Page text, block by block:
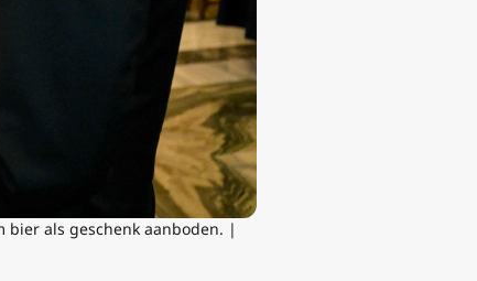
bier als geschenk aanboden. |